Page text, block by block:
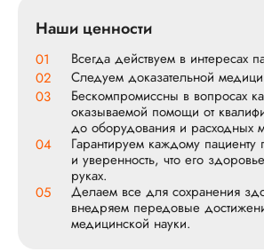
Наши ценности
01
Всегда действуем в интересах
02
Следуем доказательной
03
Бескомпромиссны в вопросах
оказываемой помощи от
до оборудования и расходных
04
Гарантируем каждому
и уверенность, что его
руках.
05
Делаем все для сохранения
внедряем передовые
медицинской науки.